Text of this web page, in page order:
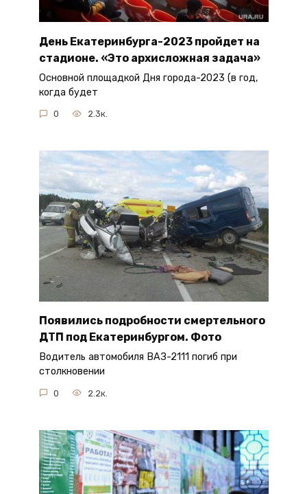
День Екатеринбурга-2023 пройдет на
стадионе. «Это архисложная задача»
Основной площадкой Дня города-2023 (в год,
когда будет
0 2.3к.
Появились подробности смертельного
ДТП под Екатеринбургом. Фото
Водитель автомобиля ВАЗ-2111 погиб при
столкновении
0 2.2к.